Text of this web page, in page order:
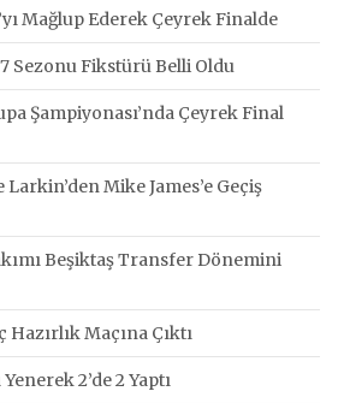
Mağlup Ederek Çeyrek Finalde
Sezonu Fikstürü Belli Oldu
Şampiyonası’nda Çeyrek Final
Mike James’e Geçiş
Beşiktaş Transfer Dönemini
Hazırlık Maçına Çıktı
2’de 2 Yaptı